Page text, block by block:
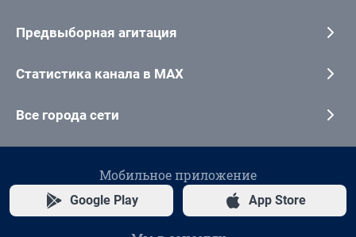
Предвыборная агитация
Статистика канала в MAX
Все города сети
Мобильное приложение
Google Play App Store